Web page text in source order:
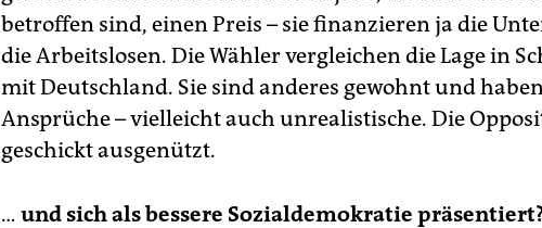
betroffen sind, einen Preis – sie finanzieren ja die
die Arbeitslosen. Die Wähler vergleichen die Lage in
mit Deutschland. Sie sind anderes gewohnt und
Ansprüche – vielleicht auch unrealistische. Die
geschickt ausgenützt.
… und sich als bessere Sozialdemokratie